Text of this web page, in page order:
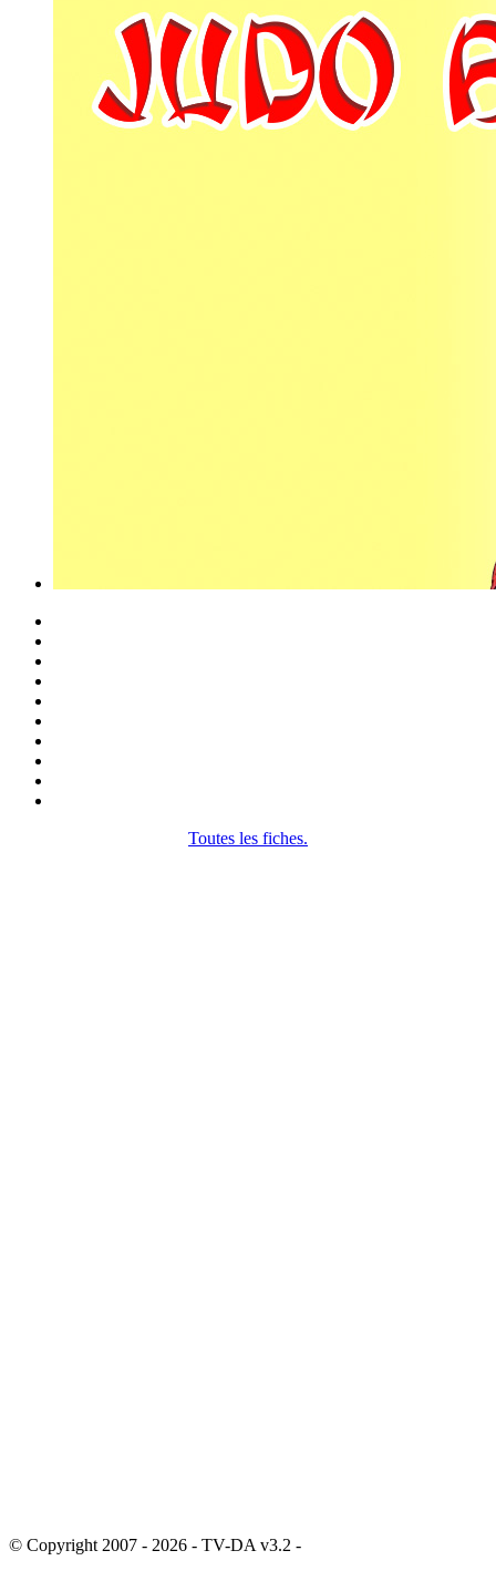
Toutes les fiches.
© Copyright 2007 - 2026 - TV-DA v3.2 -